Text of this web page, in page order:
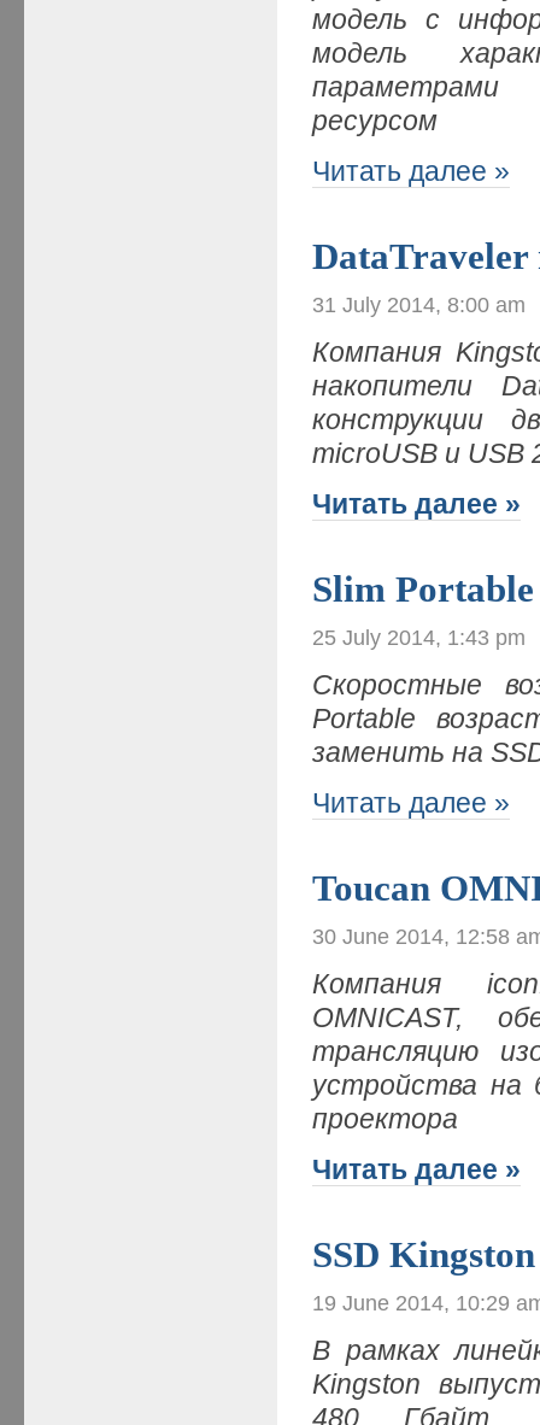
модель с
модель
параметрами
ресурсом
Читать далее »
DataTraveler
31 July 2014, 8:00 am
Компания
накопители
конструкции
microUSB и USB
Читать далее »
Slim Portable
25 July 2014, 1:43 pm
Скоростные
Portable
заменить на
Читать далее »
Toucan
30 June 2014, 12:58
Компания
OMNICAST,
трансляцию
устройства на
проектора
Читать далее »
SSD
19 June 2014, 10:29
В рамках
Kingston
480 Гбайт,